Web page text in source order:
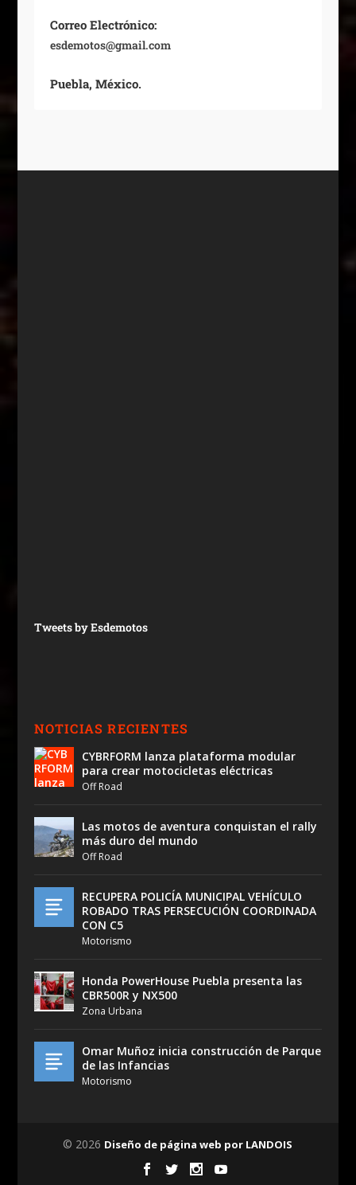
Correo Electrónico:
esdemotos@gmail.com
Puebla, México.
Tweets by Esdemotos
NOTICIAS RECIENTES
CYBRFORM lanza plataforma modular
para crear motocicletas eléctricas
Off Road
Las motos de aventura conquistan el rally
más duro del mundo
Off Road
RECUPERA POLICÍA MUNICIPAL VEHÍCULO
ROBADO TRAS PERSECUCIÓN COORDINADA
CON C5
Motorismo
Honda PowerHouse Puebla presenta las
CBR500R y NX500
Zona Urbana
Omar Muñoz inicia construcción de Parque
de las Infancias
Motorismo
© 2026 Diseño de página web por LANDOIS